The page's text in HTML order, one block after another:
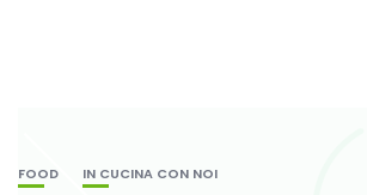
FOOD IN CUCINA CON NOI